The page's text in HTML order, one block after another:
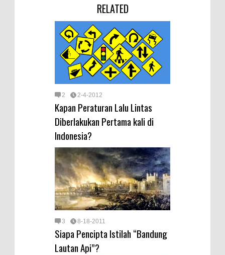
RELATED
2 2-4-2012
Kapan Peraturan Lalu Lintas
Diberlakukan Pertama kali di
Indonesia?
3 8-18-2011
Siapa Pencipta Istilah “Bandung
Lautan Api”?